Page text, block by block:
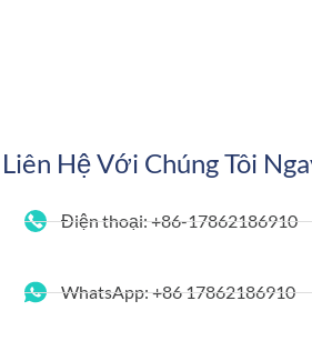
Liên Hệ Với Chúng Tôi
Điện thoại: +86-17862186910
WhatsApp: +86 17862186910